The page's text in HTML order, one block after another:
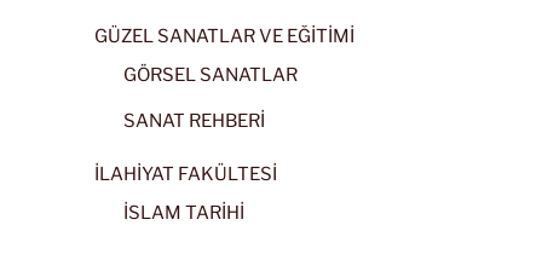
GÜZEL SANATLAR VE EĞİTİMİ
GÖRSEL SANATLAR
SANAT REHBERİ
İLAHİYAT FAKÜLTESİ
İSLAM TARİHİ